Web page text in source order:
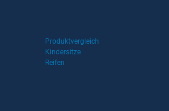
Produktvergleich
Kindersitze
Reifen